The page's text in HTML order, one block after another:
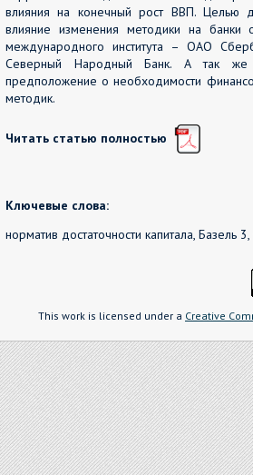
влияния на конечный рост ВВП. Целью
влияние изменения методики на банки
международного института – ОАО
Северный Народный Банк. А так же
предположение о необходимости
методик.
Читать статью полностью
Ключевые слова:
норматив достаточности капитала, Базель
This work is licensed under a Creative